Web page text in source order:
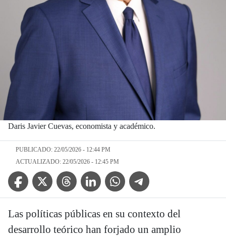
Daris Javier Cuevas, economista y académico.
PUBLICADO: 22/05/2026 - 12:44 PM
ACTUALIZADO: 22/05/2026 - 12:45 PM
Facebook IconTwitter IconThreads IconLinkedin IconWhatsApp IconTelegram Icon
Las políticas públicas en su contexto del
desarrollo teórico han forjado un amplio